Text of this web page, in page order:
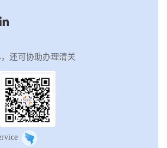
还可协助办理清关